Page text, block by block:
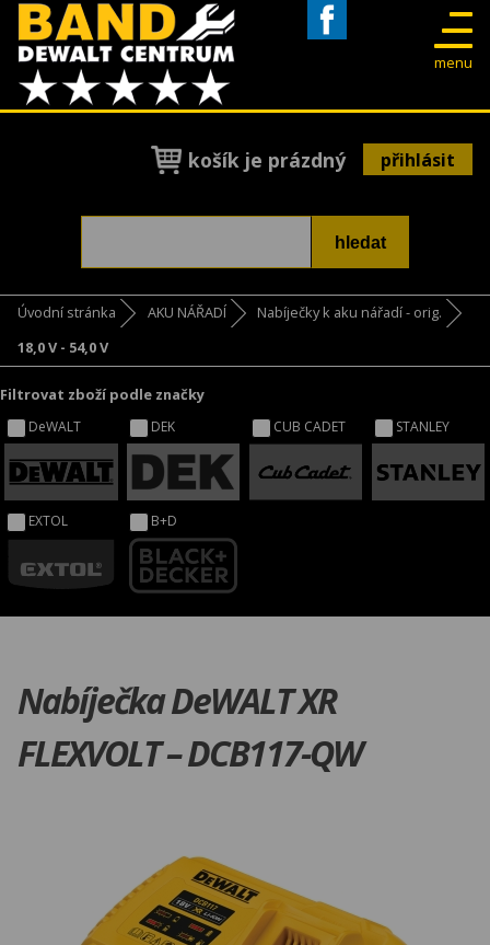
menu
košík je prázdný přihlásit
Úvodní stránka AKU NÁŘADÍ
Nabíječky k aku nářadí - orig.
18,0 V - 54,0 V
Filtrovat zboží podle značky
DeWALT DEK CUB CADET STANLEY
EXTOL B+D
Nabíječka DeWALT XR
FLEXVOLT – DCB117-QW